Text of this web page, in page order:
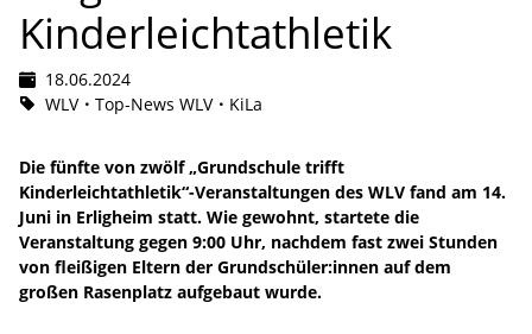
Kinderleichtathletik
18.06.2024
WLV
Top-News WLV KiLa
Die fünfte von zwölf „Grundschule trifft
Kinderleichtathletik“-Veranstaltungen des WLV fand am 14.
Juni in Erligheim statt. Wie gewohnt, startete die
Veranstaltung gegen 9:00 Uhr, nachdem fast zwei Stunden
von fleißigen Eltern der Grundschüler:innen auf dem
großen Rasenplatz aufgebaut wurde.